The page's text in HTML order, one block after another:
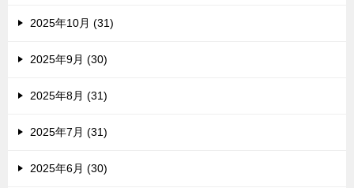
2025年10月 (31)
2025年9月 (30)
2025年8月 (31)
2025年7月 (31)
2025年6月 (30)